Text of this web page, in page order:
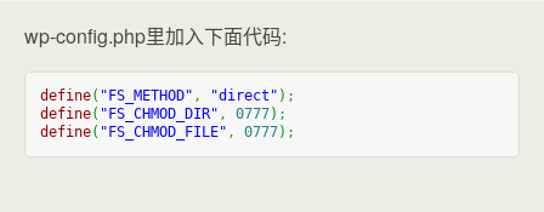
wp-config.php里加入下面代码:
define( "FS_METHOD" , "direct" ) ;
define( "FS_CHMOD_DIR" , 0777) ;
define( "FS_CHMOD_FILE" , 0777) ;